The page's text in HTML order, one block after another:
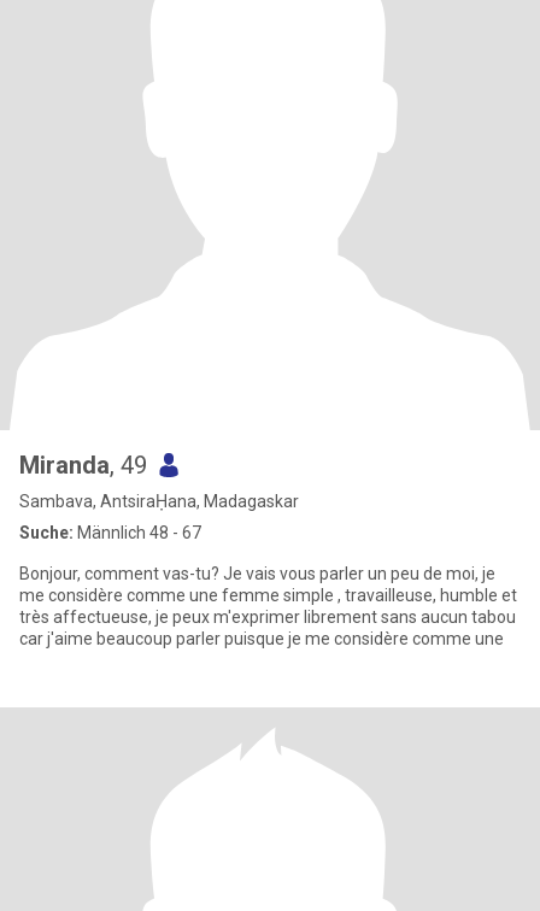
Miranda, 49
Sambava, AntsiraḤana, Madagaskar
Suche: Männlich 48 - 67
Bonjour, comment vas-tu? Je vais vous parler un peu de moi, je
me considère comme une femme simple , travailleuse, humble et
très affectueuse, je peux m'exprimer librement sans aucun tabou
car j'aime beaucoup parler puisque je me considère comme une